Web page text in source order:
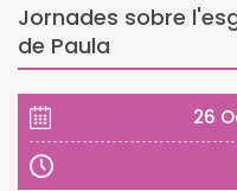
Jornades sobre
de Paula
26